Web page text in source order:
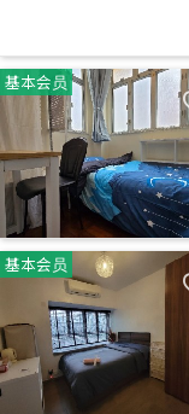
基本会员
基本会员